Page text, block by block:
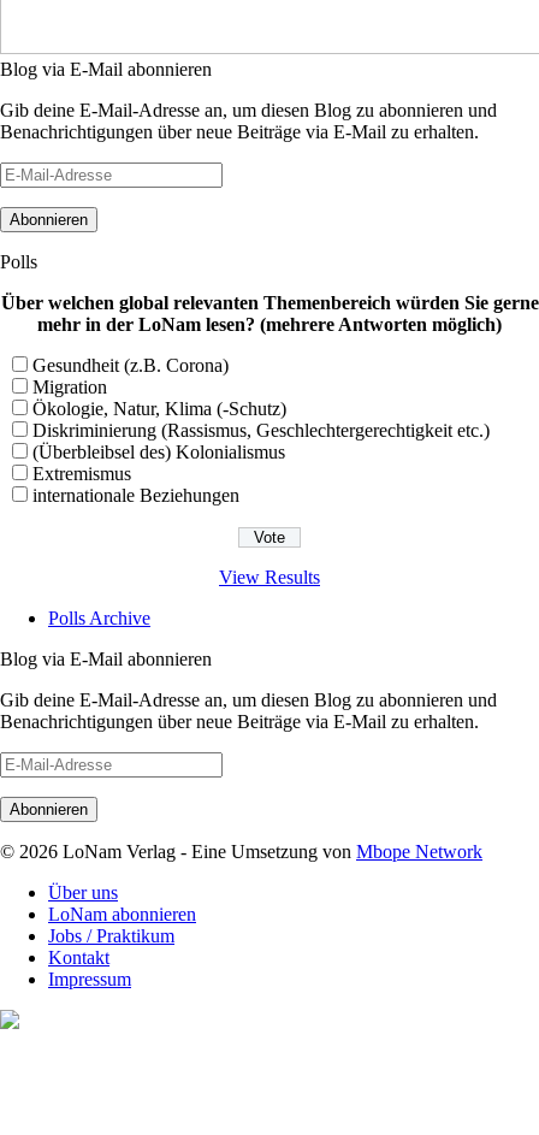
Blog via E-Mail abonnieren
Gib deine E-Mail-Adresse an, um diesen Blog zu abonnieren und
Benachrichtigungen über neue Beiträge via E-Mail zu erhalten.
E-
Mail-
Adresse
Polls
Über welchen global relevanten Themenbereich würden Sie gerne
mehr in der LoNam lesen? (mehrere Antworten möglich)
Gesundheit (z.B. Corona)
Migration
Ökologie, Natur, Klima (-Schutz)
Diskriminierung (Rassismus, Geschlechtergerechtigkeit etc.)
(Überbleibsel des) Kolonialismus
Extremismus
internationale Beziehungen
View Results
Polls Archive
Blog via E-Mail abonnieren
Gib deine E-Mail-Adresse an, um diesen Blog zu abonnieren und
Benachrichtigungen über neue Beiträge via E-Mail zu erhalten.
E-
Mail-
Adresse
© 2026 LoNam Verlag - Eine Umsetzung von Mbope Network
Über uns
LoNam abonnieren
Jobs / Praktikum
Kontakt
Impressum